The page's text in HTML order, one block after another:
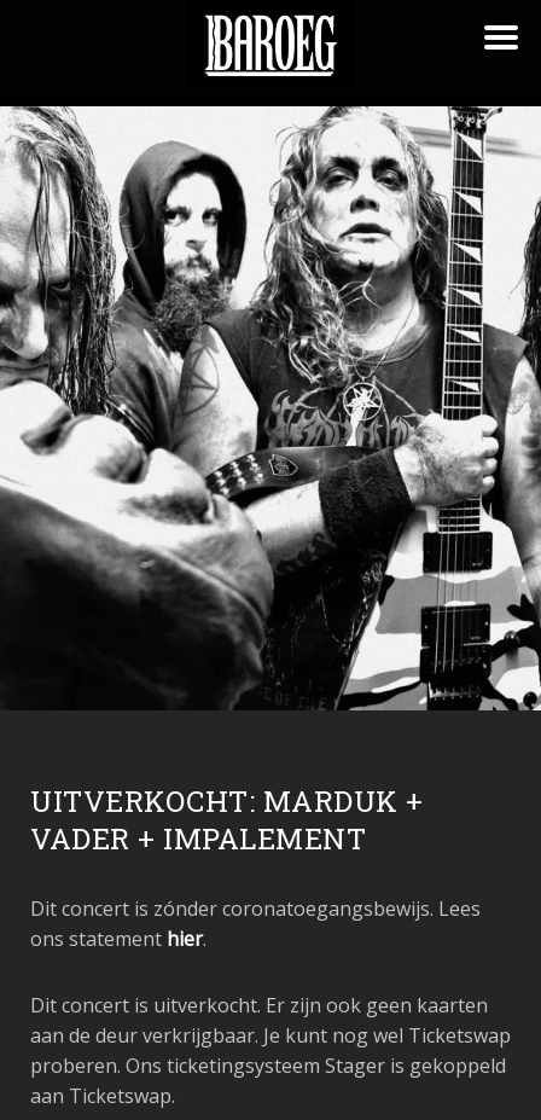
UITVERKOCHT: MARDUK +
VADER + IMPALEMENT
Dit concert is zónder coronatoegangsbewijs. Lees
ons statement hier.
Dit concert is uitverkocht. Er zijn ook geen kaarten
aan de deur verkrijgbaar. Je kunt nog wel Ticketswap
proberen. Ons ticketingsysteem Stager is gekoppeld
aan Ticketswap.